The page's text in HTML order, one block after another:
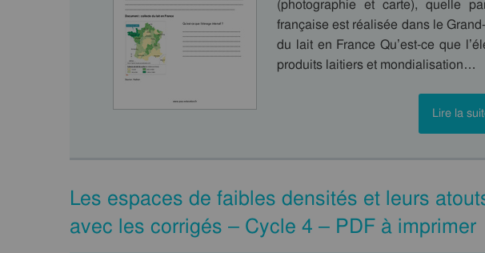
(photographie et carte), quelle
française est réalisée dans le
du lait en France Qu’est-ce que
produits laitiers et mondialisation…
Lire la
Les espaces de faibles densités et leurs
avec les corrigés – Cycle 4 – PDF à imprimer